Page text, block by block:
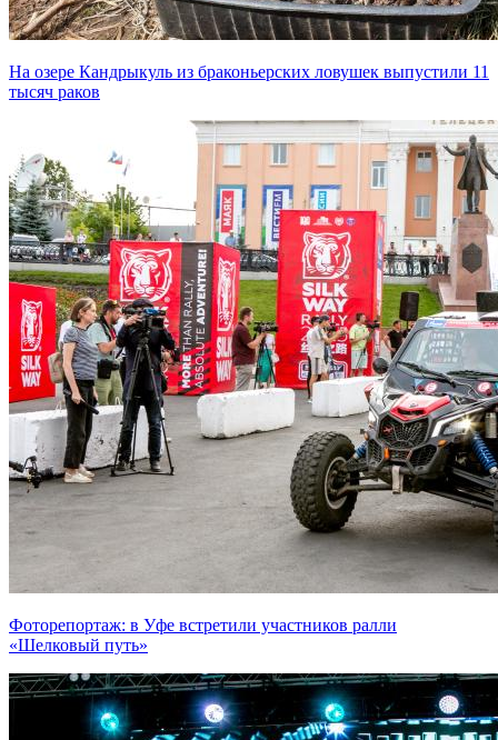
На озере Кандрыкуль из браконьерских ловушек выпустили 11
тысяч раков
Фоторепортаж: в Уфе встретили участников ралли
«Шелковый путь»